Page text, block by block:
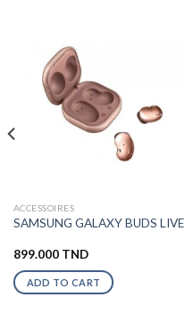
ACCESSOIRES
SAMSUNG GALAXY BUDS LIVE
899.000 TND
ADD TO CART